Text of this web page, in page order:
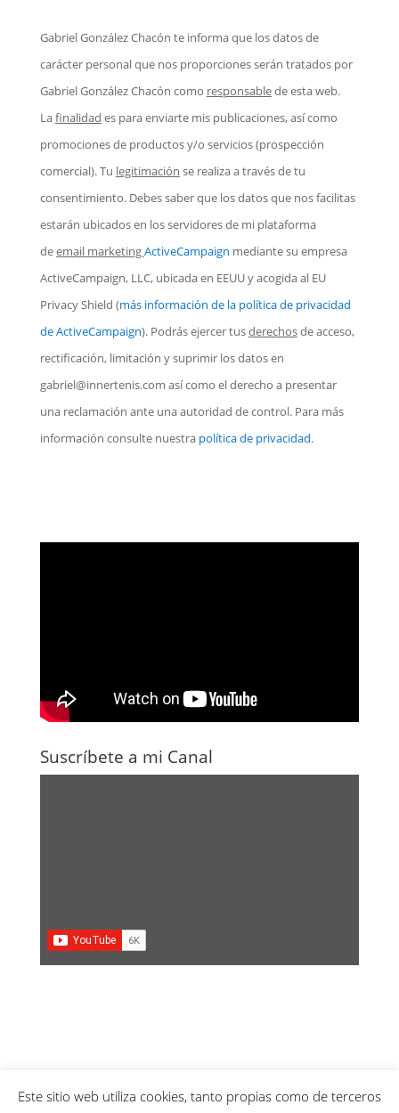
Gabriel González Chacón te informa que los datos de
carácter personal que nos proporciones serán tratados por
Gabriel González Chacón como responsablede esta web.
Lafinalidad es para enviarte mis publicaciones, así como
promociones de productos y/o servicios (prospección
comercial). Tu legitimación se realiza a través de tu
consentimiento. Debes saber que los datos que nos facilitas
estarán ubicados en los servidores de mi plataforma
deemail marketingActiveCampaign mediante su empresa
ActiveCampaign, LLC, ubicada en EEUU y acogida al EU
Privacy Shield (más información de la política de privacidad
de ActiveCampaign). Podrás ejercer tusderechosde acceso,
rectificación, limitación y suprimir los datos en
gabriel@innertenis.com así como el derecho a presentar
una reclamación ante una autoridad de control. Para más
información consulte nuestra política de privacidad.
Suscríbete a mi Canal
Este sitio web utiliza cookies, tanto propias como de terceros